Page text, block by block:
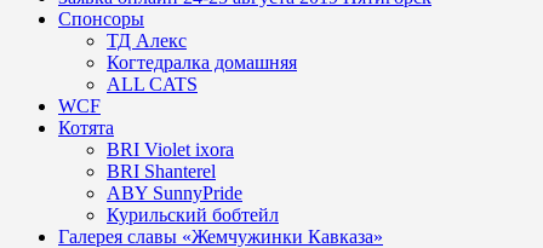
Спонсоры
ТД Алекс
Когтедралка домашняя
ALL CATS
WCF
Котята
BRI Violet ixora
BRI Shanterel
ABY SunnyPride
Курильский бобтейл
Галерея славы «Жемчужинки Кавказа»